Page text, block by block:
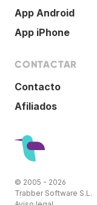
App Android
App iPhone
CONTACTAR
Contacto
Afiliados
© 2005 - 2026
Trabber Software S.L.